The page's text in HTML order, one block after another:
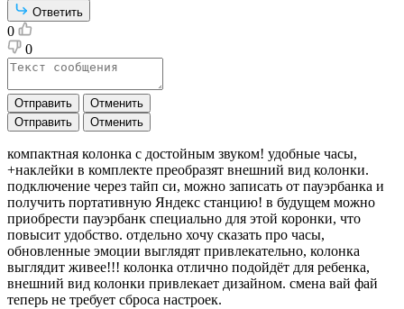
Ответить
0
0
Отправить
Отменить
Отправить
Отменить
компактная колонка с достойным звуком! удобные часы,
+наклейки в комплекте преобразят внешний вид колонки.
подключение через тайп си, можно записать от пауэрбанка и
получить портативную Яндекс станцию! в будущем можно
приобрести пауэрбанк специально для этой коронки, что
повысит удобство. отдельно хочу сказать про часы,
обновленные эмоции выглядят привлекательно, колонка
выглядит живее!!! колонка отлично подойдёт для ребенка,
внешний вид колонки привлекает дизайном. смена вай фай
теперь не требует сброса настроек.